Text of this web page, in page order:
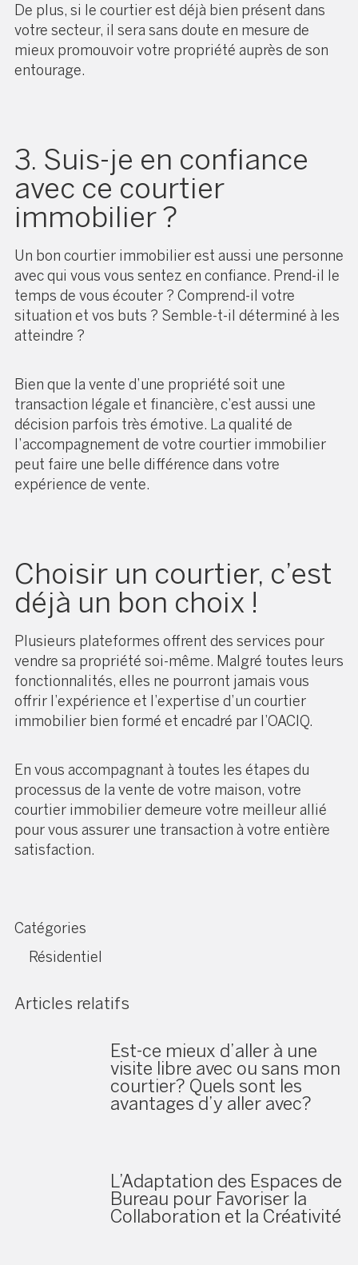
De plus, si le courtier est déjà bien présent dans
votre secteur, il sera sans doute en mesure de
mieux promouvoir votre propriété auprès de son
entourage.
3. Suis-je en confiance
avec ce courtier
immobilier ?
Un bon courtier immobilier est aussi une personne
avec qui vous vous sentez en confiance. Prend-il le
temps de vous écouter ? Comprend-il votre
situation et vos buts ? Semble-t-il déterminé à les
atteindre ?
Bien que la vente d’une propriété soit une
transaction légale et financière, c’est aussi une
décision parfois très émotive. La qualité de
l’accompagnement de votre courtier immobilier
peut faire une belle différence dans votre
expérience de vente.
Choisir un courtier, c’est
déjà un bon choix !
Plusieurs plateformes offrent des services pour
vendre sa propriété soi-même. Malgré toutes leurs
fonctionnalités, elles ne pourront jamais vous
offrir l’expérience et l’expertise d’un courtier
immobilier bien formé et encadré par l’OACIQ.
En vous accompagnant à toutes les étapes du
processus de la vente de votre maison, votre
courtier immobilier demeure votre meilleur allié
pour vous assurer une transaction à votre entière
satisfaction.
Catégories
Résidentiel
Articles relatifs
Est-ce mieux d’aller à une
visite libre avec ou sans mon
courtier? Quels sont les
avantages d’y aller avec?
L’Adaptation des Espaces de
Bureau pour Favoriser la
Collaboration et la Créativité